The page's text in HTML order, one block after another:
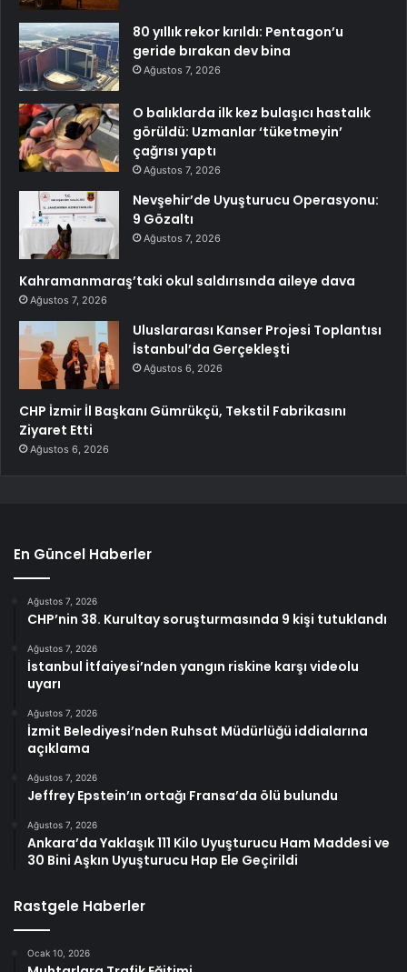
80 yıllık rekor kırıldı: Pentagon’u
geride bırakan dev bina
Ağustos 7, 2026
O balıklarda ilk kez bulaşıcı hastalık
görüldü: Uzmanlar ‘tüketmeyin’
çağrısı yaptı
Ağustos 7, 2026
Nevşehir’de Uyuşturucu Operasyonu:
9 Gözaltı
Ağustos 7, 2026
Kahramanmaraş’taki okul saldırısında aileye dava
Ağustos 7, 2026
Uluslararası Kanser Projesi Toplantısı
İstanbul’da Gerçekleşti
Ağustos 6, 2026
CHP İzmir İl Başkanı Gümrükçü, Tekstil Fabrikasını
Ziyaret Etti
Ağustos 6, 2026
En Güncel Haberler
Ağustos 7, 2026
CHP’nin 38. Kurultay soruşturmasında 9 kişi tutuklandı
Ağustos 7, 2026
İstanbul İtfaiyesi’nden yangın riskine karşı videolu
uyarı
Ağustos 7, 2026
İzmit Belediyesi’nden Ruhsat Müdürlüğü iddialarına
açıklama
Ağustos 7, 2026
Jeffrey Epstein’ın ortağı Fransa’da ölü bulundu
Ağustos 7, 2026
Ankara’da Yaklaşık 111 Kilo Uyuşturucu Ham Maddesi ve
30 Bini Aşkın Uyuşturucu Hap Ele Geçirildi
Rastgele Haberler
Ocak 10, 2026